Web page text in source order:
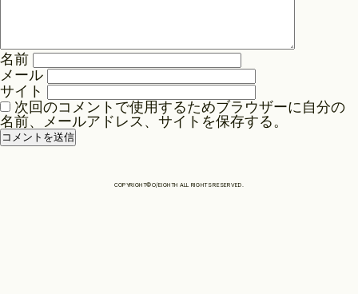
ョ
ン
名前
メール
サイト
次回のコメントで使用するためブラウザーに自分の
名前、メールアドレス、サイトを保存する。
COPYRIGHT©O/EIGHTH ALL RIGHTS RESERVED.